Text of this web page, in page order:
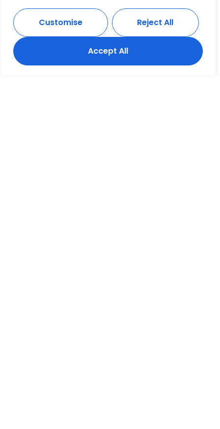
Customise Reject All
Accept All
bem-estar e qualidade de vida durante os meses
mais quentes do ano em Portugal.
Para aprofundar estratégias eficazes de prevenção
do golpe de calor nos idosos, recomendamos a